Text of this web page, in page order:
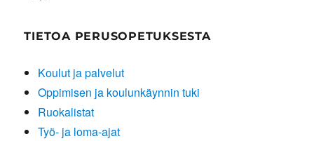
TIETOA PERUSOPETUKSESTA
Koulut ja palvelut
Oppimisen ja koulunkäynnin tuki
Ruokalistat
Työ- ja loma-ajat